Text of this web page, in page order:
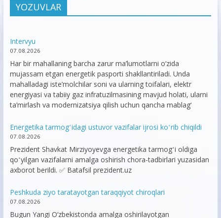
YOZUVLAR
Intervyu
07.08.2026
Har bir mahallaning barcha zarur ma’lumotlarni o‘zida
mujassam etgan energetik pasporti shakllantiriladi. Unda
mahalladagi iste’molchilar soni va ularning toifalari, elektr
energiyasi va tabiiy gaz infratuzilmasining mavjud holati, ularni
ta’mirlash va modernizatsiya qilish uchun qancha mablag‘
Energetika tarmogʻidagi ustuvor vazifalar ijrosi koʻrib chiqildi
07.08.2026
Prezident Shavkat Mirziyoyevga energetika tarmogʻi oldiga
qoʻyilgan vazifalarni amalga oshirish chora-tadbirlari yuzasidan
axborot berildi. ✅ Batafsil prezident.uz
Peshkuda ziyo taratayotgan taraqqiyot chiroqlari
07.08.2026
Bugun Yangi O‘zbekistonda amalga oshirilayotgan